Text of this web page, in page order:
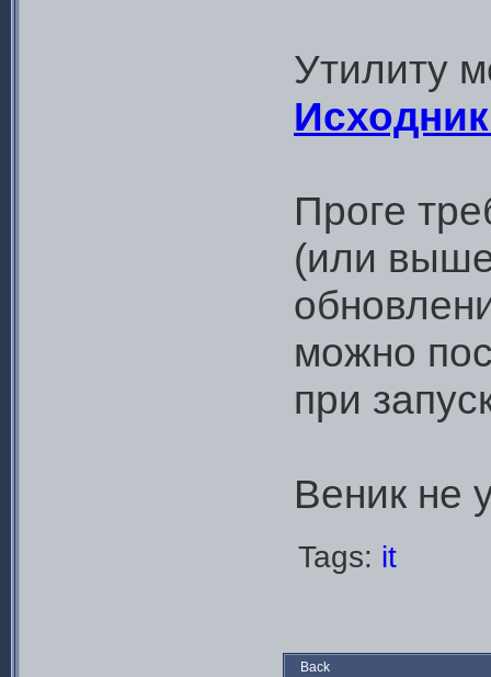
Утилиту
Проге
(или
можно
при
Веник не
Tags: it
Back